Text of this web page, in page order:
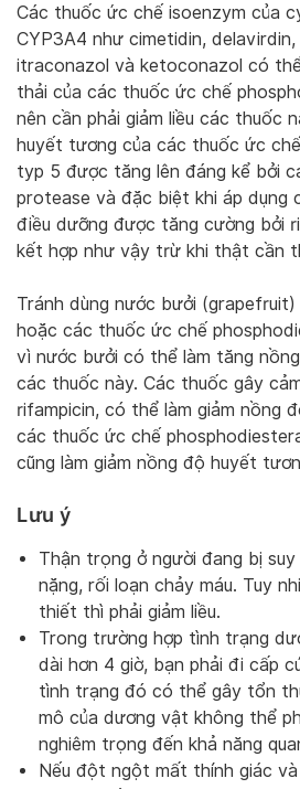
Các thuốc ức chế isoenzym của
CYP3A4 như cimetidin,
itraconazol và ketoconazol có
thải của các thuốc ức chế
nên cần phải giảm liều các thuốc
huyết tương của các thuốc ức
typ 5 được tăng lên đáng kể bởi
protease và đặc biệt khi áp dụng
điều dưỡng được tăng cường bởi
kết hợp như vậy trừ khi thật cần
Tránh dùng nước bưởi (grapefruit)
hoặc các thuốc ức chế
vì nước bưởi có thể làm tăng
các thuốc này. Các thuốc gây
rifampicin, có thể làm giảm nồng
các thuốc ức chế
cũng làm giảm nồng độ huyết
Lưu ý
Thận trọng ở người đang bị
nặng, rối loạn chảy máu. Tuy
thiết thì phải giảm liều.
Trong trường hợp tình trạng
dài hơn 4 giờ, bạn phải đi cấp
tình trạng đó có thể gây tổn
mô của dương vật không thể
nghiêm trọng đến khả năng
Nếu đột ngột mất thính giác